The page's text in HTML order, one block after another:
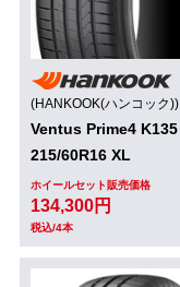
(HANKOOK(ハンコック))
Ventus Prime4 K135
215/60R16 XL
ホイールセット販売価格
134,300円
税込/4本